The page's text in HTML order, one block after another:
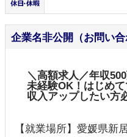
企業名非公開（お問い合
＼高額求人／年収
未経験OK！はじめ
収入アップしたい方
【就業場所】愛媛県新